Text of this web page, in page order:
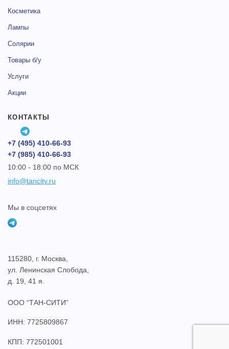
Косметика
Лампы
Солярии
Товары б/у
Услуги
Акции
КОНТАКТЫ
+7 (495) 410-66-93
+7 (985) 410-66-93
10:00 - 18:00 по МСК
info@tancity.ru
Мы в соцсетях
115280, г. Москва,
ул. Ленинская Слобода,
д. 19, 41 я.
ООО “ТАН-СИТИ”
ИНН: 7725809867
КПП: 772501001